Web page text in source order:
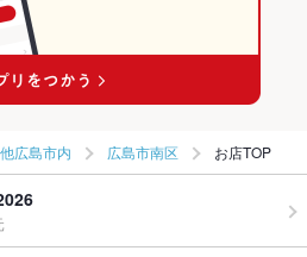
広島市内 広島市南区 お店TOP